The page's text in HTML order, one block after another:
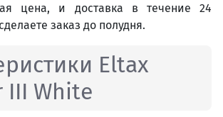
цена, и доставка в течение 24
заказ до полудня.
Eltax
White